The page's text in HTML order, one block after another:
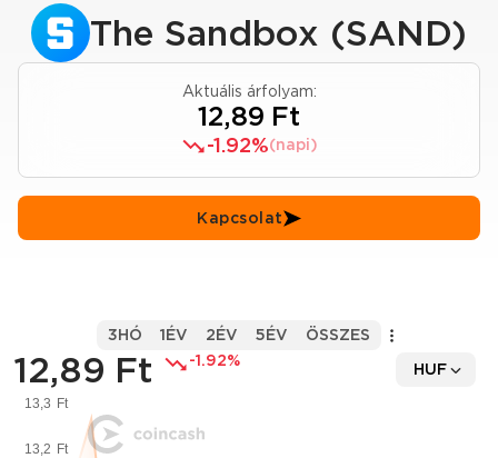
The Sandbox (SAND)
Aktuális árfolyam:
12,89 Ft
-1.92%(napi)
Kapcsolat
12,89 Ft -1.92% HUF
3HÓ 1ÉV 2ÉV 5ÉV ÖSSZES